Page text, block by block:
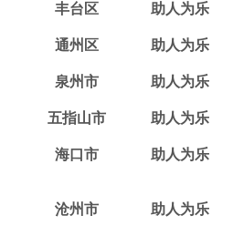
丰台区 助人为乐
通州区 助人为乐
泉州市 助人为乐
五指山市 助人为乐
海口市 助人为乐
沧州市 助人为乐